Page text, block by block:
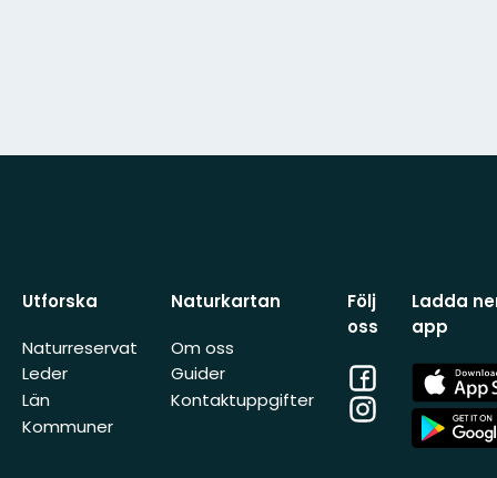
Utforska
Naturreservat
Leder
Län
Kommuner
Naturkartan
Om oss
Guider
Kontaktuppgifter
Följ
oss
Facebook
Instagram
Ladda
app
App
Store
App
Store